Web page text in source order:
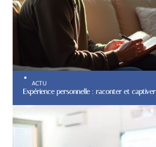
ACTU
Expérience personnelle : raconter et captiver